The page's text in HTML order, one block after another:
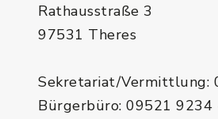
Rathausstraße 3
97531 Theres
Sekretariat/Vermittlung:
Bürgerbüro: 09521 9234